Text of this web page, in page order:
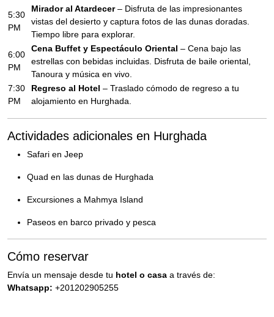
5:30
PM
Mirador al Atardecer– Disfruta de las impresionantes
vistas del desierto y captura fotos de las dunas doradas.
Tiempo libre para explorar.
6:00
PM
Cena Buffet y Espectáculo Oriental – Cena bajo las
estrellas con bebidas incluidas. Disfruta de baile oriental,
Tanoura y música en vivo.
7:30
PM
Regreso al Hotel – Traslado cómodo de regreso a tu
alojamiento en Hurghada.
Actividades adicionales en Hurghada
Safari en Jeep
Quad en las dunas de Hurghada
Excursiones a Mahmya Island
Paseos en barco privado y pesca
Cómo reservar
Envía un mensaje desde tu hotel o casa a través de:
Whatsapp: +201202905255